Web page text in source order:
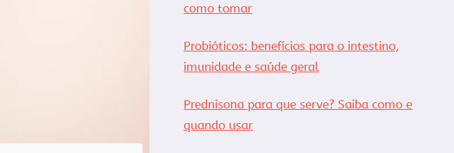
como tomar
Probióticos: benefícios para o intestino,
imunidade e saúde geral
Prednisona para que serve? Saiba como e
quando usar